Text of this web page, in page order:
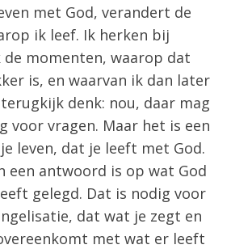
met God, verandert de
ik leef. Ik herken bij
de momenten, waarop dat
is, en waarvan ik dan later
denk: nou, daar mag
voor vragen. Maar het is een
leven, dat je leeft met God.
een antwoord is op wat God
gelegd. Dat is nodig voor
dat wat je zegt en
met wat er leeft